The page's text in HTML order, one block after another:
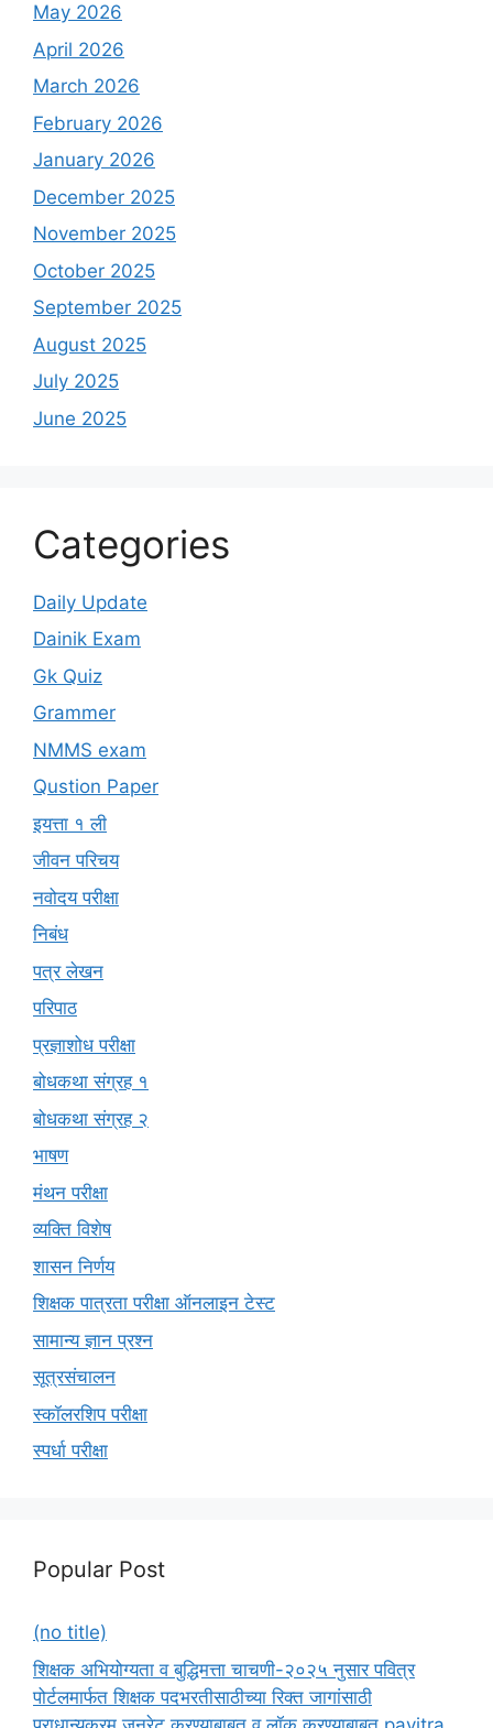
May 2026
April 2026
March 2026
February 2026
January 2026
December 2025
November 2025
October 2025
September 2025
August 2025
July 2025
June 2025
Categories
Daily Update
Dainik Exam
Gk Quiz
Grammer
NMMS exam
Qustion Paper
इयत्ता १ ली
जीवन परिचय
नवोदय परीक्षा
निबंध
पत्र लेखन
परिपाठ
प्रज्ञाशोध परीक्षा
बोधकथा संग्रह १
बोधकथा संग्रह २
भाषण
मंथन परीक्षा
व्यक्ति विशेष
शासन निर्णय
शिक्षक पात्रता परीक्षा ऑनलाइन टेस्ट
सामान्य ज्ञान प्रश्न
सूत्रसंचालन
स्कॉलरशिप परीक्षा
स्पर्धा परीक्षा
Popular Post
(no title)
शिक्षक अभियोग्यता व बुद्धिमत्ता चाचणी-२०२५ नुसार पवित्र
पोर्टलमार्फत शिक्षक पदभरतीसाठीच्या रिक्त जागांसाठी